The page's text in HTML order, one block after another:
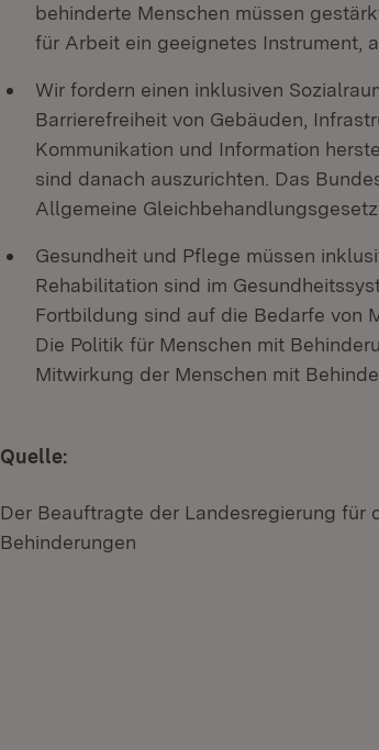
behinderte Menschen müssen
für Arbeit ein geeignetes Instrument,
Wir fordern einen inklusiven
Barrierefreiheit von Gebäuden,
Kommunikation und Information
sind danach auszurichten. Das
Allgemeine
Gesundheit und Pflege müssen
Rehabilitation sind im
Fortbildung sind auf die Bedarfe von
Die Politik für Menschen mit
Mitwirkung der Menschen mit
Quelle:
Der Beauftragte der Landesregierung für
Behinderungen